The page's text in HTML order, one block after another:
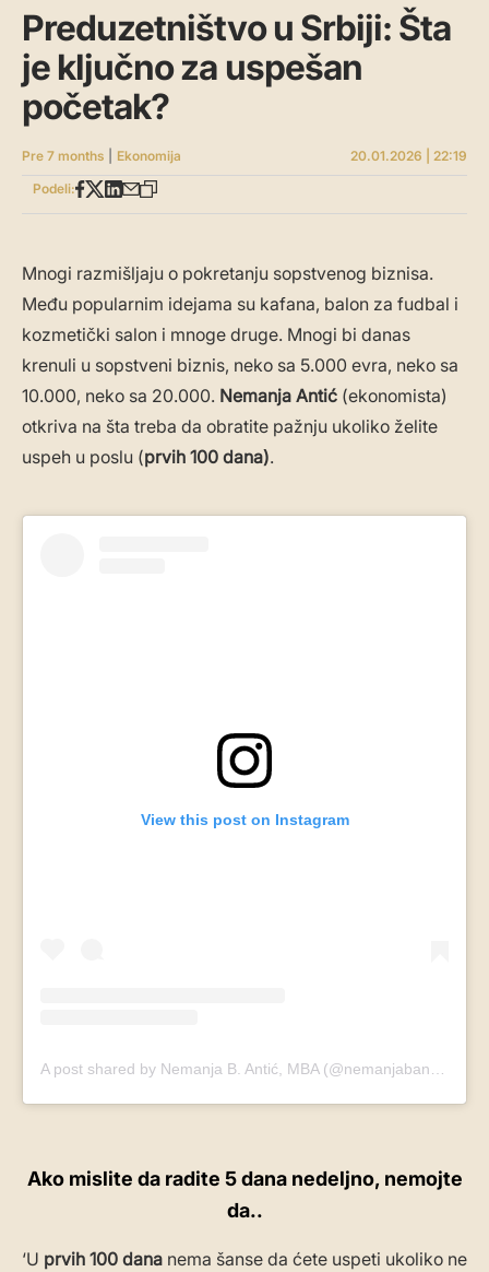
Preduzetništvo u Srbiji: Šta
je ključno za uspešan
početak?
Pre 7 months Ekonomija
20.01.2026 | 22:19
Podeli:
Mnogi razmišljaju o pokretanju sopstvenog biznisa.
Među popularnim idejama su kafana, balon za fudbal i
kozmetički salon i mnoge druge. Mnogi bi danas
krenuli u sopstveni biznis, neko sa 5.000 evra, neko sa
10.000, neko sa 20.000. Nemanja Antić (ekonomista)
otkriva na šta treba da obratite pažnju ukoliko želite
uspeh u poslu (prvih 100 dana).
View this post on Instagram
Ako mislite da radite 5 dana nedeljno, nemojte
da..
‘U prvih 100 dana nema šanse da ćete uspeti ukoliko ne